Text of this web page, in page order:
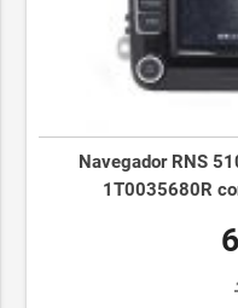
Navegador RNS
1T0035680R